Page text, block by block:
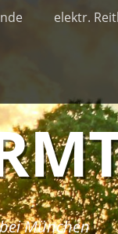
elektr.
München